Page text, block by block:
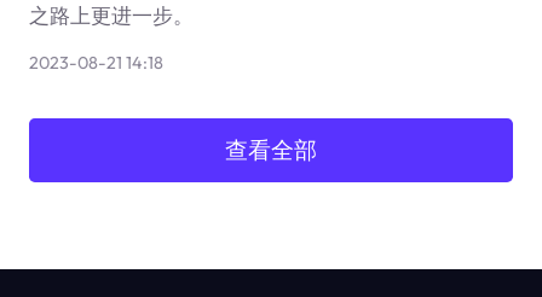
之路上更进一步。
2023-08-21 14:18
查看全部